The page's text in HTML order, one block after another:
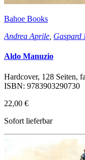
Bahoe Books
Andrea Aprile Gaspard
Aldo Manuzio
Hardcover, 128 Seiten,
ISBN: 9783903290730
22,00 €
Sofort lieferbar